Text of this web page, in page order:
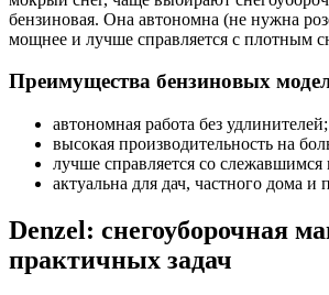
бензиновая. Она автономна (не нужна
мощнее и лучше справляется с плотным
Преимущества бензиновых
автономная работа без удлинителей;
высокая производительность на
лучше справляется со
актуальна для дач, частного дома и
Denzel: снегоуборочная
практичных задач